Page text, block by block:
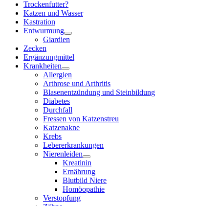
Trockenfutter?
Katzen und Wasser
Kastration
Entwurmung
Giardien
Zecken
Ergänzungmittel
Krankheiten
Allergien
Arthrose und Arthritis
Blasenentzündung und Steinbildung
Diabetes
Durchfall
Fressen von Katzenstreu
Katzenakne
Krebs
Lebererkrankungen
Nierenleiden
Kreatinin
Ernährung
Blutbild Niere
Homöopathie
Verstopfung